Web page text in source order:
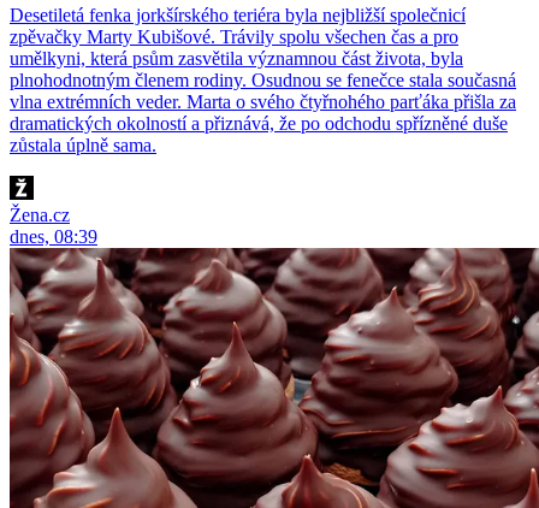
Desetiletá fenka jorkšírského teriéra byla nejbližší společnicí
zpěvačky Marty Kubišové. Trávily spolu všechen čas a pro
umělkyni, která psům zasvětila významnou část života, byla
plnohodnotným členem rodiny. Osudnou se fenečce stala současná
vlna extrémních veder. Marta o svého čtyřnohého parťáka přišla za
dramatických okolností a přiznává, že po odchodu spřízněné duše
zůstala úplně sama.
Žena.cz
dnes, 08:39